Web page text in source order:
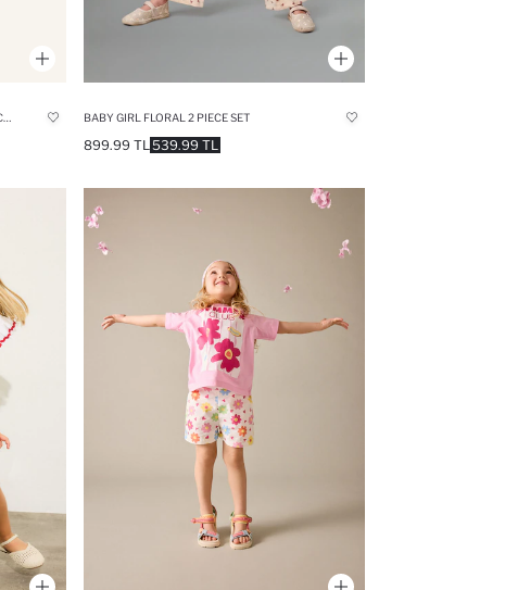
BABY GIRL FLORAL 2 PIECE SET
539.99 TL
899.99 TL